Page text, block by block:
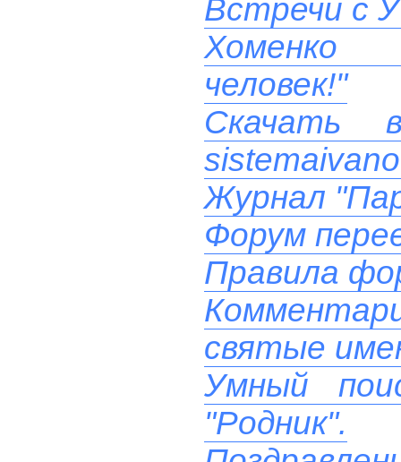
Встречи с
Хоменко
человек!"
Скачать
Журнал
Форум
Правила
святые
Умный
"Родник".